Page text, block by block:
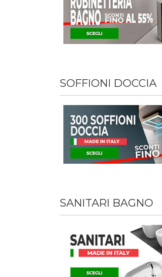
SOFFIONI DOCCIA
SANITARI BAGNO